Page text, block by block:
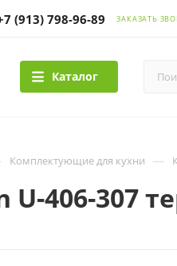
(913) 798-96-89 ЗАКАЗАТЬ
Каталог
Комплектующие для кухни —
406-307